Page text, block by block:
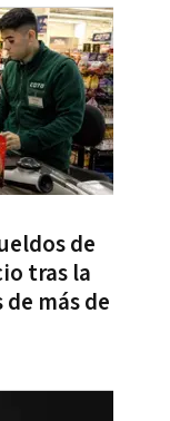
de
tras la
más de